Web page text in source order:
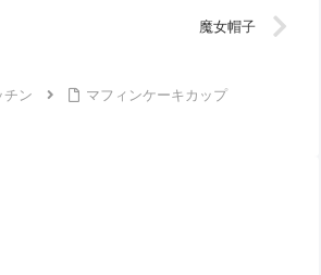
魔女帽子
チン マフィンケーキカップ